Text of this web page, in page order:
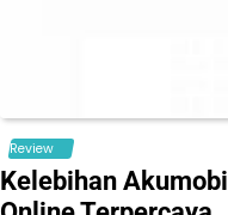
Review
Kelebihan